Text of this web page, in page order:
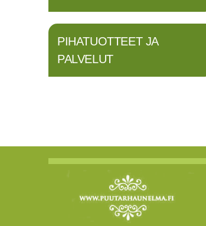
PIHATUOTTEET JA
PALVELUT